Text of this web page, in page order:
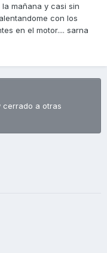
mañana y casi sin
con los
en el motor.... sarna
cerrado a otras